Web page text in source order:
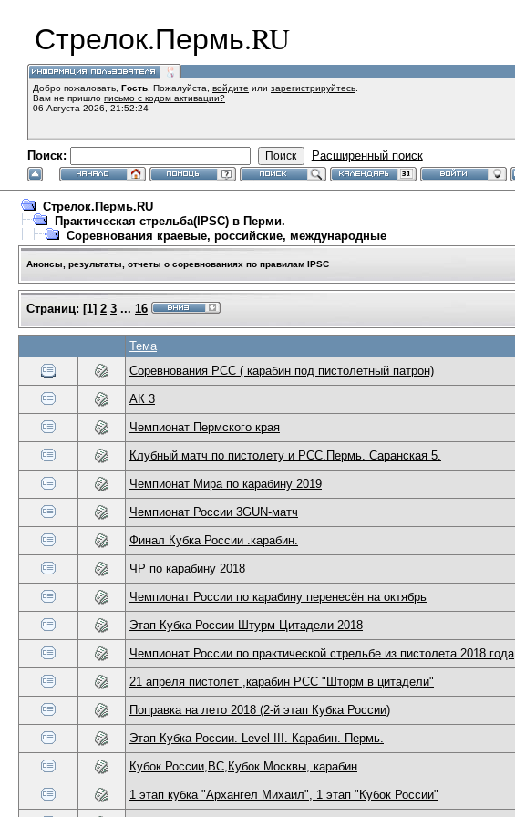
Стрелок.Пермь.RU
Добро пожаловать, Гость . Пожалуйста, войдите или зарегистрируйтесь
Вам не пришло письмо с кодом активации?
06 Августа 2026, 21:52:24
Поиск: Расширенный поиск
Стрелок.Пермь.RU
Практическая стрельба(IPSC) в Перми.
Соревнования краевые, российские, международные
Анонсы, результаты, отчеты о соревнованиях по правилам IPSC
Страниц: [1] 2 3 ... 16
Тема
Соревнования PCC ( карабин под пистолетный патрон)
АК 3
Чемпионат Пермского края
Клубный матч по пистолету и РСС.Пермь. Саранская 5.
Чемпионат Мира по карабину 2019
Чемпионат России 3GUN-матч
Финал Кубка России .карабин.
ЧР по карабину 2018
Чемпионат России по карабину перенесён на октябрь
Этап Кубка России Штурм Цитадели 2018
Чемпионат России по практической стрельбе из пистолета 2018 года
21 апреля пистолет ,карабин РСС "Шторм в цитадели"
Поправка на лето 2018 (2-й этап Кубка России)
Этап Кубка России. Level III. Карабин. Пермь.
Кубок России,ВС,Кубок Москвы, карабин
1 этап кубка "Архангел Михаил", 1 этап "Кубок России"